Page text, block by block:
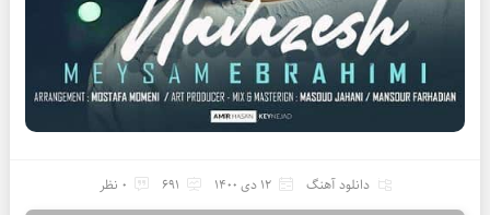
دانلود آهنگ 12 دی 1400 691 0 نظر